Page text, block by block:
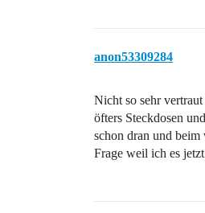
anon53309284
Nicht so sehr
öfters Steckdosen
schon dran und beim
Frage weil ich es